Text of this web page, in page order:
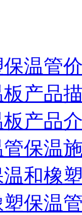
保温管
产品
产品
保温
和橡
保温